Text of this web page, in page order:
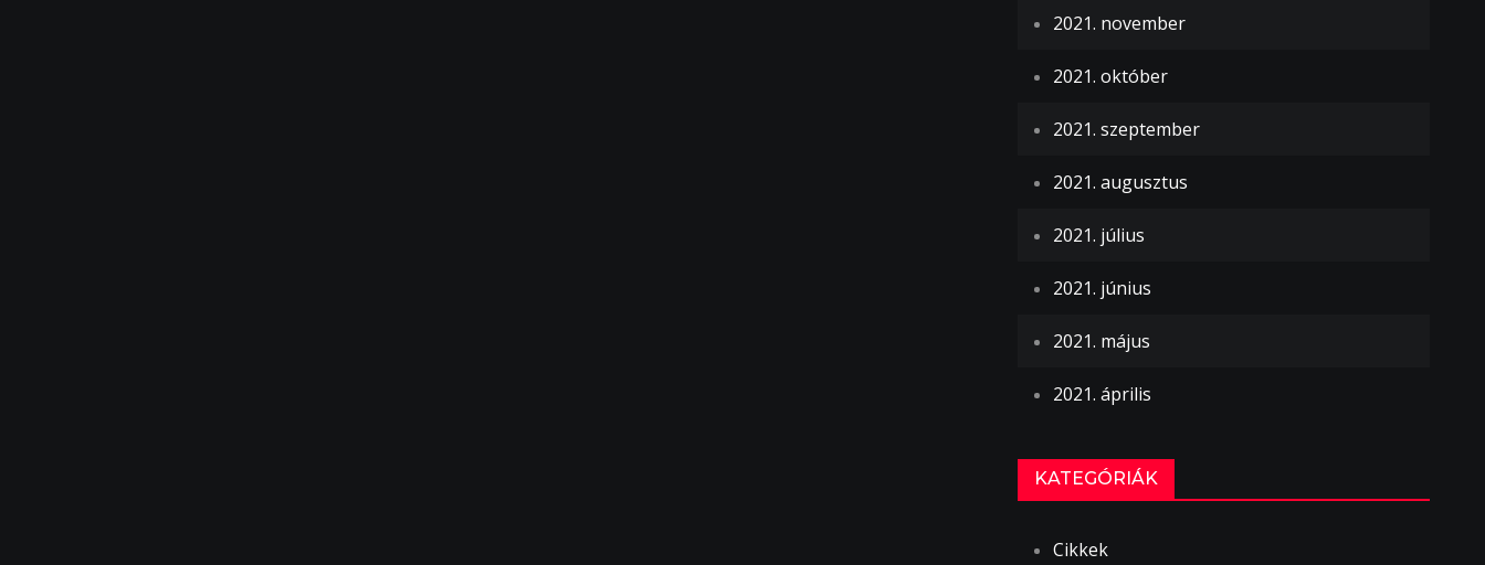
2021. november
2021. október
2021. szeptember
2021. augusztus
2021. július
2021. június
2021. május
2021. április
KATEGÓRIÁK
Cikkek